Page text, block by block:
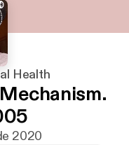
Health
2020